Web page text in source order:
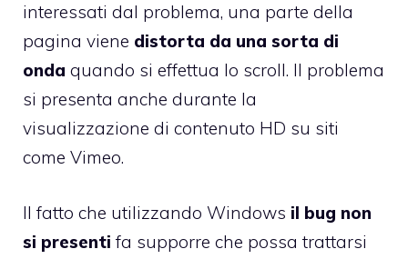
interessati dal problema, una parte della
pagina viene distorta da una sorta di
onda quando si effettua lo scroll. Il problema
si presenta anche durante la
visualizzazione di contenuto HD su siti
come Vimeo.
Il fatto che utilizzando Windows il bug non
si presenti fa supporre che possa trattarsi